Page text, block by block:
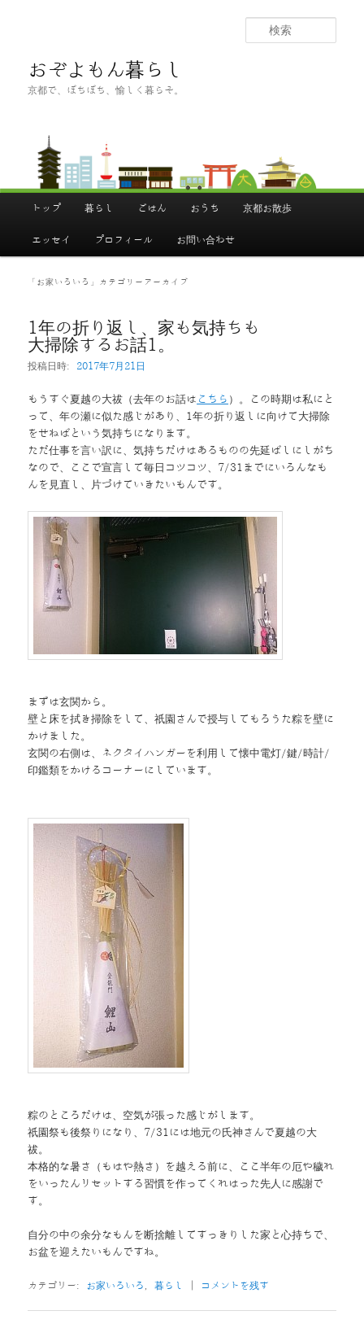
おぞよもん暮らし
京都で、ぼちぼち、愉しく暮らそ。
索
ー
トップ 暮らし ごはん おうち 京都お散歩
エッセイ プロフィール お問い合わせ
「 お家いろいろ 」カテゴリーアーカイブ
1年の折り返し、家も気持ちも
大掃除するお話1。
投稿日時: 2017年7月21日
もうすぐ夏越の大祓（去年のお話は こちら ）。この時期は私にと
って、年の瀬に似た感じがあり、1年の折り返しに向けて大掃除
をせねばという気持ちになります。
ただ仕事を言い訳に、気持ちだけはあるものの先延ばしにしがち
なので、ここで宣言して毎日コツコツ、7/31までにいろんなも
んを見直し、片づけていきたいもんです。
まずは玄関から。
壁と床を拭き掃除をして、祇園さんで授与してもろうた粽を壁に
かけました。
玄関の右側は、ネクタイハンガーを利用して懐中電灯/鍵/時計/
印鑑類をかけるコーナーにしています。
粽のところだけは、空気が張った感じがします。
祇園祭も後祭りになり、7/31には地元の氏神さんで夏越の大
祓。
本格的な暑さ（もはや熱さ）を越える前に、ここ半年の厄や穢れ
をいったんリセットする習慣を作ってくれはった先人に感謝で
す。
自分の中の余分なもんを断捨離してすっきりした家と心持ちで、
お盆を迎えたいもんですね。
カテゴリー: お家いろいろ ,暮らし コメントを残す